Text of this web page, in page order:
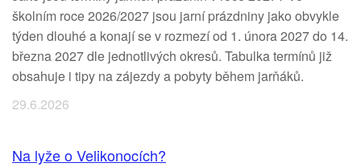
školním roce 2026/2027 jsou jarní prázdniny jako obvykle
týden dlouhé a konají se v rozmezí od 1. února 2027 do 14.
března 2027 dle jednotlivých okresů. Tabulka termínů již
obsahuje i tipy na zájezdy a pobyty během jarňáků.
29.6.2026
Na lyže o Velikonocích?